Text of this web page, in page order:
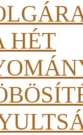
HÉT